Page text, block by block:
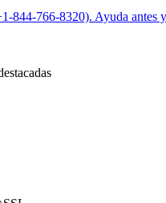
844-766-8320). Ayuda antes y